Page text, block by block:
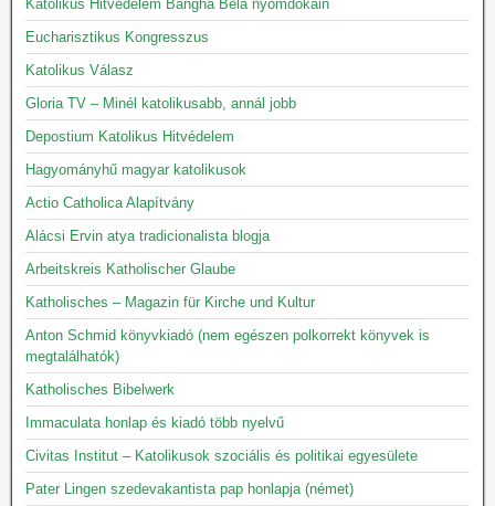
Katolikus Hitvédelem Bangha Béla nyomdokain
Eucharisztikus Kongresszus
Katolikus Válasz
Gloria TV – Minél katolikusabb, annál jobb
Depostium Katolikus Hitvédelem
Hagyományhű magyar katolikusok
Actio Catholica Alapítvány
Alácsi Ervin atya tradicionalista blogja
Arbeitskreis Katholischer Glaube
Katholisches – Magazin für Kirche und Kultur
Anton Schmid könyvkiadó (nem egészen polkorrekt könyvek is
megtalálhatók)
Katholisches Bibelwerk
Immaculata honlap és kiadó több nyelvű
Civitas Institut – Katolikusok szociális és politikai egyesülete
Pater Lingen szedevakantista pap honlapja (német)